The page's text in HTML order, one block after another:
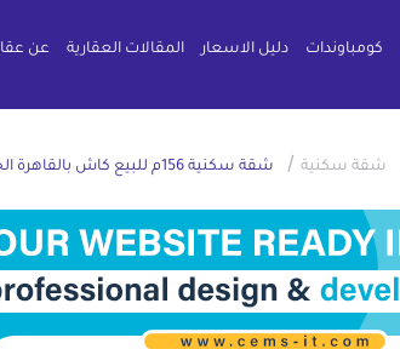
كومباوندات دليل الاسعار المقالات العقارية عن
شقة سكنية / شقة سكنية 156م للبيع كاش بالقاهرة الجديدة القاهرة